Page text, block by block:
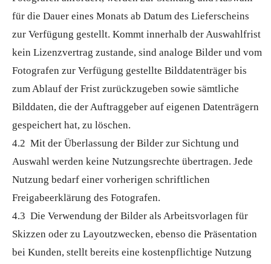
für die Dauer eines Monats ab Datum des Lieferscheins
zur Verfügung gestellt. Kommt innerhalb der Auswahlfrist
kein Lizenzvertrag zustande, sind analoge Bilder und vom
Fotografen zur Verfügung gestellte Bilddatenträger bis
zum Ablauf der Frist zurückzugeben sowie sämtliche
Bilddaten, die der Auftraggeber auf eigenen Datenträgern
gespeichert hat, zu löschen.
4.2 Mit der Überlassung der Bilder zur Sichtung und
Auswahl werden keine Nutzungsrechte übertragen. Jede
Nutzung bedarf einer vorherigen schriftlichen
Freigabeerklärung des Fotografen.
4.3 Die Verwendung der Bilder als Arbeitsvorlagen für
Skizzen oder zu Layoutzwecken, ebenso die Präsentation
bei Kunden, stellt bereits eine kostenpflichtige Nutzung